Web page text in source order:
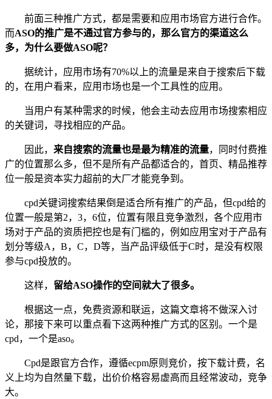
前面三种推广方式，都是需要和应用市场官方进行合作。
而ASO的推广是不通过官方参与的，那么官方的渠道这么
多，为什么要做ASO呢？
据统计，应用市场有70%以上的流量是来自于搜索后下载
的，在用户看来，应用市场也是一个工具性的应用。
当用户有某种需求的时候，他会主动去应用市场搜索相应
的关键词，寻找相应的产品。
因此， 来自搜索的流量也是最为精准的流量，同时付费推
广的位置那么多，但不是所有产品都适合的，首页、精品推荐
位一般是资本实力超前的大厂才能竞争到。
cpd关键词搜索结果倒是适合所有推广的产品，但cpd给的
位置一般是第2，3，6位，位置有限且竞争激烈，各个应用市
场对于产品的资质把控也是有门槛的，例如应用宝对于产品有
划分等级A，B，C，D等，当产品评级低于C时，是没有权限
参与cpd投放的。
这样， 留给ASO操作的空间就大了很多。
根据这一点，免费资源和联运，这篇文章将不做深入讨
论，那接下来可以重点看下这两种推广方式的区别。一个是
cpd，一个是aso。
Cpd是跟官方合作，遵循ecpm原则竞价，按下载计费，名
义上均为自然量下载，出价价格容易虚高而且经常波动，竞争
大。